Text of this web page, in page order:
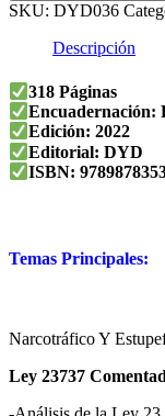
SKU: DYD036
Descripción
318 Páginas
Encuadernación:
Edición: 2022
Editorial: DYD
ISBN:
Temas Principales:
Narcotráfico Y
Ley 23737